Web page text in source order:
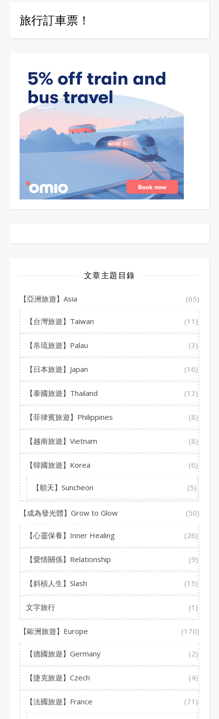
旅行訂車票！
文章主題目錄
【亞洲旅遊】Asia (65)
【台灣旅遊】Taiwan (11)
【帛琉旅遊】Palau (3)
【日本旅遊】Japan (16)
【泰國旅遊】Thailand (13)
【菲律賓旅遊】Philippines (8)
【越南旅遊】Vietnam (8)
【韓國旅遊】Korea (6)
【順天】Suncheon (5)
【成為發光體】Grow to Glow (50)
【心靈保養】Inner Healing (26)
【愛情關係】Relationship (9)
【斜槓人生】Slash (15)
文字旅行 (1)
【歐洲旅遊】Europe (170)
【德國旅遊】Germany (2)
【捷克旅遊】Czech (4)
【法國旅遊】France (71)